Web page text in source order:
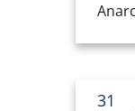
31